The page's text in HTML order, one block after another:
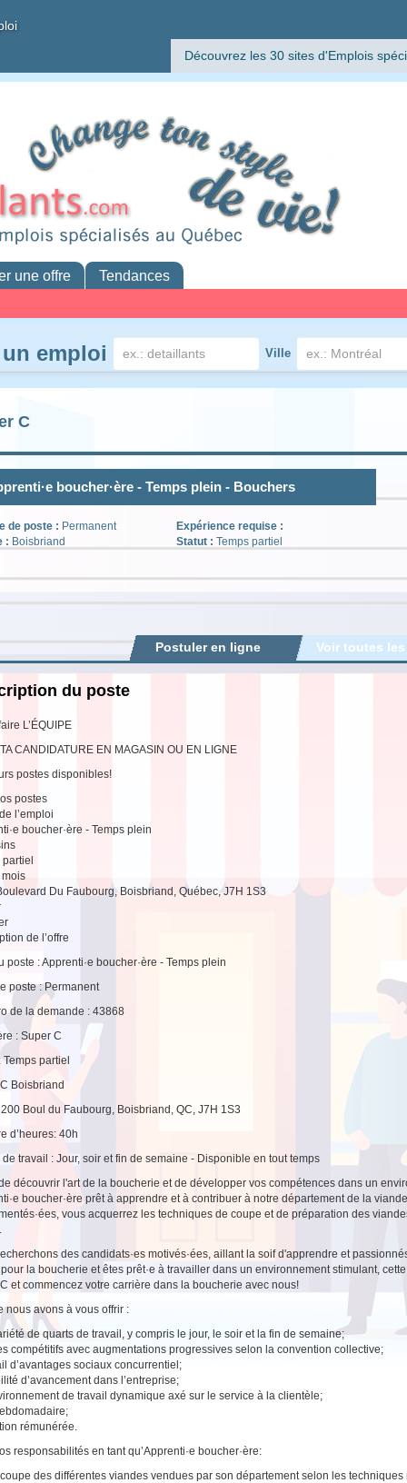
Découvrez les 30 sites d'Emplois
une offre Tendances
emploi Ville
C
boucher·ère - Temps plein - Bouchers
de poste : Permanent
: Boisbriand
Expérience requise :
Statut : Temps partiel
Voir toutes
Postuler en ligne
du poste
L’ÉQUIPE
CANDIDATURE EN MAGASIN OU EN LIGNE
postes disponibles!
postes
l’emploi
boucher·ère - Temps plein
partiel
Du Faubourg, Boisbriand, Québec, J7H 1S3
de l’offre
poste : Apprenti·e boucher·ère - Temps plein
poste : Permanent
de la demande : 43868
: Super C
Temps partiel
Boisbriand
Boul du Faubourg, Boisbriand, QC, J7H 1S3
d’heures: 40h
de travail : Jour, soir et fin de semaine - Disponible en tout temps
découvrir l'art de la boucherie et de développer vos compétences dans un
boucher·ère prêt à apprendre et à contribuer à notre département de la
vous acquerrez les techniques de coupe et de préparation des
des candidats·es motivés·ées, aillant la soif d'apprendre et
la boucherie et êtes prêt·e à travailler dans un environnement stimulant,
et commencez votre carrière dans la boucherie avec nous!
nous avons à vous offrir :
de quarts de travail, y compris le jour, le soir et la fin de semaine;
compétitifs avec augmentations progressives selon la convention collective;
d’avantages sociaux concurrentiel;
d’avancement dans l’entreprise;
de travail dynamique axé sur le service à la clientèle;
rémunérée.
responsabilités en tant qu’Apprenti·e boucher·ère:
des différentes viandes vendues par son département selon les